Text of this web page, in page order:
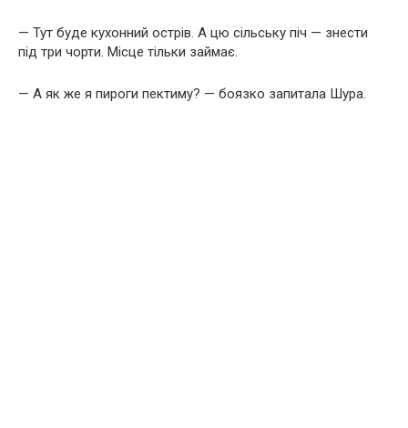
— Тут буде кухонний острів. А цю сільську піч — знести
під три чорти. Місце тільки займає.
— А як же я пироги пектиму? — боязко запитала Шура.